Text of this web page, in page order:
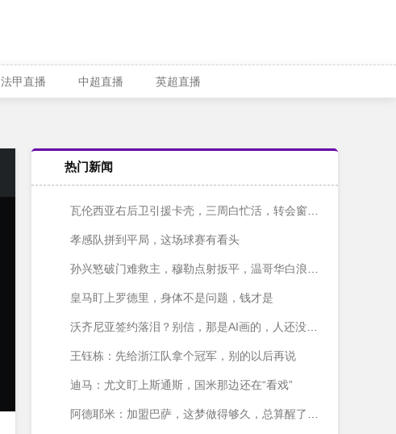
法甲直播 中超直播 英超直播
热门新闻
瓦伦西亚右后卫引援卡壳，三周白忙活，转会窗快关上了！
孝感队拼到平局，这场球赛有看头
孙兴慜破门难救主，穆勒点射扳平，温哥华白浪主场1-1战平洛杉矶
皇马盯上罗德里，身体不是问题，钱才是
沃齐尼亚签约落泪？别信，那是AI画的，人还没签字呢
王钰栋：先给浙江队拿个冠军，别的以后再说
迪马：尤文盯上斯通斯，国米那边还在“看戏”
阿德耶米：加盟巴萨，这梦做得够久，总算醒了？不对，是成了！